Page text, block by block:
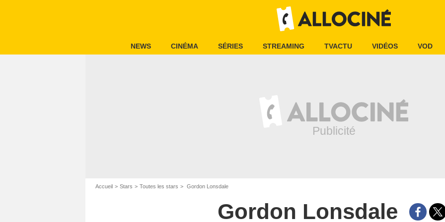
NEWS CINÉMA SÉRIES STREAMING TVACTU VIDÉOS VOD
Accueil Stars Toutes les stars Gordon Lonsdale
Gordon Lonsdale